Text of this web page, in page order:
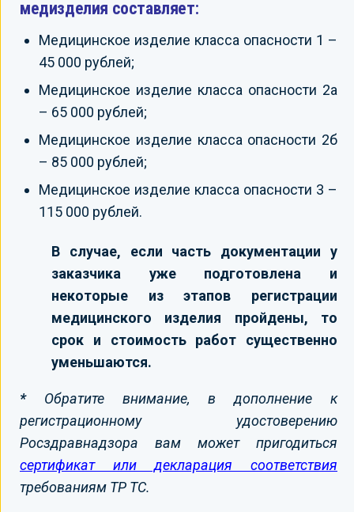
медизделия составляет:
Медицинское изделие класса опасности 1 –
45 000 рублей;
Медицинское изделие класса опасности 2а
– 65 000 рублей;
Медицинское изделие класса опасности 2б
– 85 000 рублей;
Медицинское изделие класса опасности 3 –
115 000 рублей.
В случае, если часть документации у
заказчика уже подготовлена и
некоторые из этапов регистрации
медицинского изделия пройдены, то
срок и стоимость работ существенно
уменьшаются.
*Обратите внимание, в дополнение к
регистрационному удостоверению
Росздравнадзора вам может пригодиться
сертификат или декларация соответствия
требованиям ТР ТС.